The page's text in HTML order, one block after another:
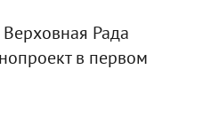
Рада
в первом